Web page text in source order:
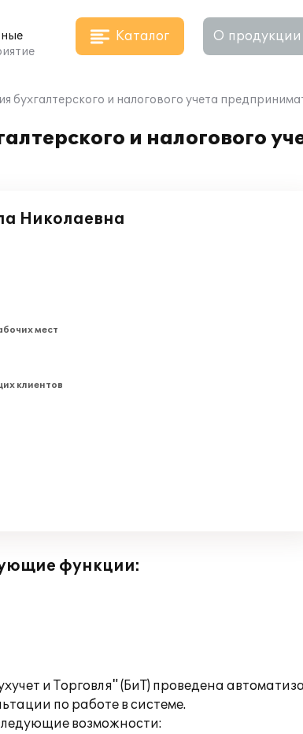
Каталог О продукции
бухгалтерского и налогового учета
и налогового
Николаевна
мест
клиентов
функции:
и Торговля" (БиТ) проведена
по работе в системе.
возможности: